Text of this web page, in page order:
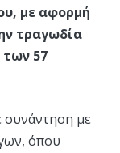
με αφορμή
τραγωδία
57
συνάντηση με
όπου